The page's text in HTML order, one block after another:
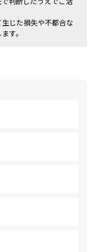
じた損失や不都合な
す。